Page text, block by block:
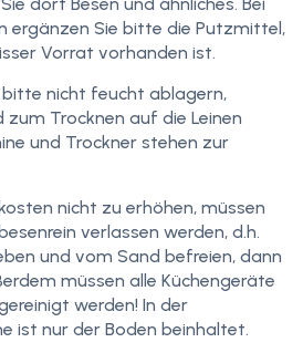
ergänzen Sie bitte die Putzmittel,
Vorrat vorhanden ist.
nicht feucht ablagern,
Trocknen auf die Leinen
und Trockner stehen zur
nicht zu erhöhen, müssen
verlassen werden, d.h.
und vom Sand befreien, dann
müssen alle Küchengeräte
werden! In der
ist nur der Boden beinhaltet.